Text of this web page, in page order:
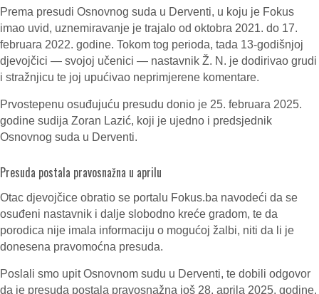
Prema presudi Osnovnog suda u Derventi, u koju je Fokus
imao uvid, uznemiravanje je trajalo od oktobra 2021. do 17.
februara 2022. godine. Tokom tog perioda, tada 13-godišnjoj
djevojčici — svojoj učenici — nastavnik Ž. N. je dodirivao grudi
i stražnjicu te joj upućivao neprimjerene komentare.
Prvostepenu osuđujuću presudu donio je 25. februara 2025.
godine sudija Zoran Lazić, koji je ujedno i predsjednik
Osnovnog suda u Derventi.
Presuda postala pravosnažna u aprilu
Otac djevojčice obratio se portalu Fokus.ba navodeći da se
osuđeni nastavnik i dalje slobodno kreće gradom, te da
porodica nije imala informaciju o mogućoj žalbi, niti da li je
donesena pravomoćna presuda.
Poslali smo upit Osnovnom sudu u Derventi, te dobili odgovor
da je presuda postala pravosnažna još 28. aprila 2025. godine.